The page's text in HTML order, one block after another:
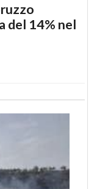
del 14% nel